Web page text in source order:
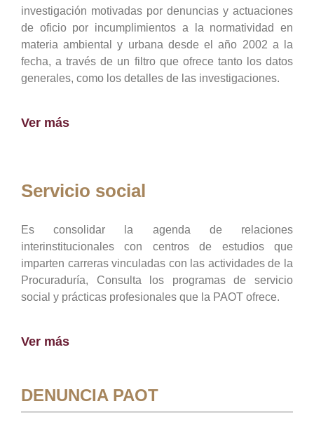
investigación motivadas por denuncias y actuaciones
de oficio por incumplimientos a la normatividad en
materia ambiental y urbana desde el año 2002 a la
fecha, a través de un filtro que ofrece tanto los datos
generales, como los detalles de las investigaciones.
Ver más
Servicio social
Es consolidar la agenda de relaciones
interinstitucionales con centros de estudios que
imparten carreras vinculadas con las actividades de la
Procuraduría, Consulta los programas de servicio
social y prácticas profesionales que la PAOT ofrece.
Ver más
DENUNCIA PAOT